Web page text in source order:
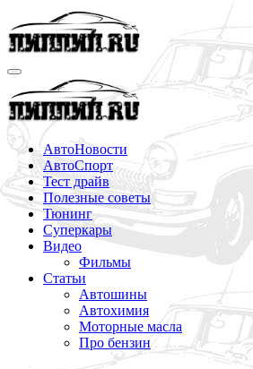
Перейти
к
содержимому
АвтоНовости
АвтоСпорт
Тест драйв
Полезные советы
Тюнинг
Суперкары
Видео
Фильмы
Статьи
Автошины
Автохимия
Моторные масла
Про бензин